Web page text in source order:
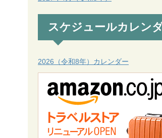
スケジュールカレン
2026（令和8年）カレンダー